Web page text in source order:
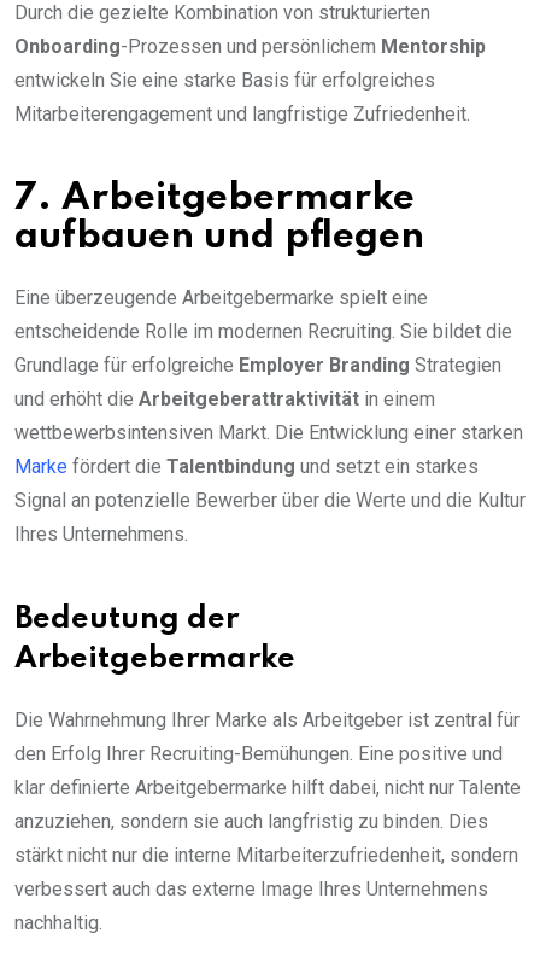
Durch die gezielte Kombination von strukturierten
Onboarding-Prozessen und persönlichem Mentorship
entwickeln Sie eine starke Basis für erfolgreiches
Mitarbeiterengagement und langfristige Zufriedenheit.
7. Arbeitgebermarke
aufbauen und pflegen
Eine überzeugende Arbeitgebermarke spielt eine
entscheidende Rolle im modernen Recruiting. Sie bildet die
Grundlage für erfolgreiche Employer Branding Strategien
und erhöht die Arbeitgeberattraktivität in einem
wettbewerbsintensiven Markt. Die Entwicklung einer starken
Marke fördert die Talentbindung und setzt ein starkes
Signal an potenzielle Bewerber über die Werte und die Kultur
Ihres Unternehmens.
Bedeutung der
Arbeitgebermarke
Die Wahrnehmung Ihrer Marke als Arbeitgeber ist zentral für
den Erfolg Ihrer Recruiting-Bemühungen. Eine positive und
klar definierte Arbeitgebermarke hilft dabei, nicht nur Talente
anzuziehen, sondern sie auch langfristig zu binden. Dies
stärkt nicht nur die interne Mitarbeiterzufriedenheit, sondern
verbessert auch das externe Image Ihres Unternehmens
nachhaltig.